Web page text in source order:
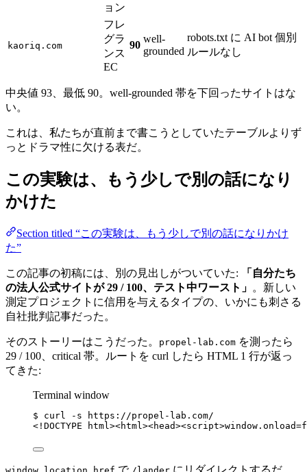
ョン
kaoriq.com
フレ
グラ
ンス
EC
90
well-
grounded
robots.txt に AI bot 個別
ルールなし
中央値 93、最低 90。well-grounded 帯を下回ったサイトはな
い。
これは、私たちが直前まで書こうとしていたテーブルよりず
っとドラマ性に欠ける表だ。
この実験は、もう少しで別の話になり
かけた
Section titled “この実験は、もう少しで別の話になりかけ
た”
この記事の初稿には、別の見出しがついていた:
「自分たち
の法人公式サイトが 29 / 100、テスト中ワースト」 。新しい
測定プロジェクトに信用を与えるタイプの、いかにも刺さる
自社批判記事だった。
そのストーリーはこうだった。 propel-lab.com を測ったら
29 / 100、critical 帯。ルートを curl したら HTML 1 行が返っ
てきた:
Terminal window
$ curl -s
https://propel-lab.com/
<!DOCTYPE